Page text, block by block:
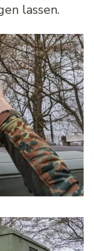
lassen.